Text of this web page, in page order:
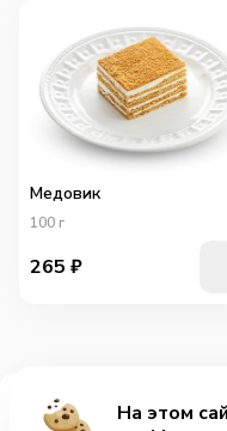
Медовик
100 г
265 ₽
На этом